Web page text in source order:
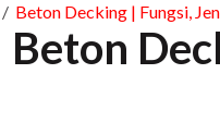
/ Beton Decking | Fungsi,
Beton